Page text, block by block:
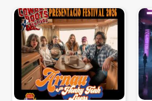
Terrassa, Barcelona, España